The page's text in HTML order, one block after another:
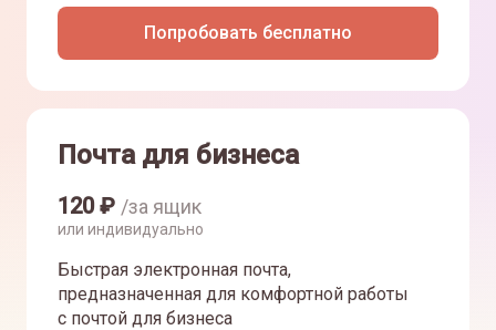
Попробовать бесплатно
Почта для бизнеса
120₽ /за ящик
или индивидуально
Быстрая электронная почта,
предназначенная для комфортной работы
с почтой для бизнеса